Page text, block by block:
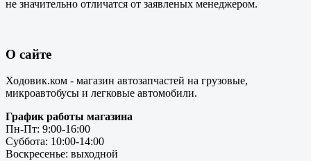
не значительно отличатся от заявленых менеджером.
О сайте
Ходовик.ком - магазин автозапчастей на грузовые,
микроавтобусы и легковые автомобили.
График работы магазина
Пн-Пт: 9:00-16:00
Суббота: 10:00-14:00
Воскресенье: выходной